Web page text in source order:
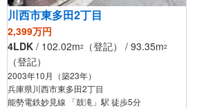
川西市東多田2丁目
2,399万円
4LDK / 102.02m2 （登記） / 93.35m2
（登記）
2003年10月（築23年）
兵庫県川西市東多田2丁目
能勢電鉄妙見線 「鼓滝」駅 徒歩5分